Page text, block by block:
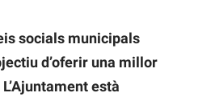
socials municipals
d’oferir una millor
està